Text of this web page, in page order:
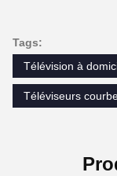
Tags:
Télévision à
Téléviseurs